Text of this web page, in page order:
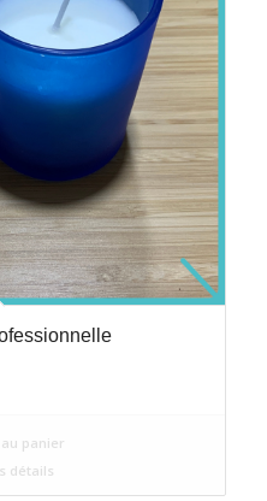
panier
détails